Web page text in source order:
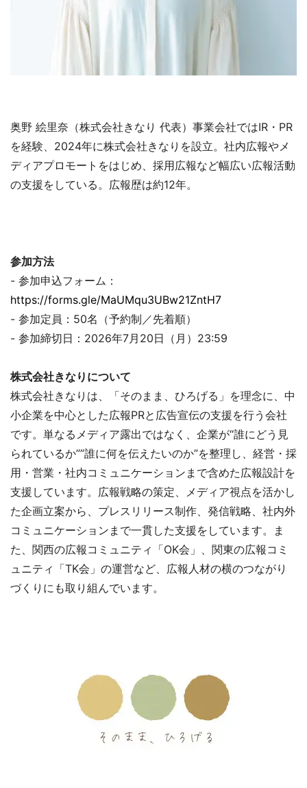
奥野 絵里奈（株式会社きなり 代表）事業会社ではIR・PR
を経験、2024年に株式会社きなりを設立。社内広報やメ
ディアプロモートをはじめ、採用広報など幅広い広報活動
の支援をしている。広報歴は約12年。
参加方法
- 参加申込フォーム：
https://forms.gle/MaUMqu3UBw21ZntH7
- 参加定員：50名（予約制／先着順）
- 参加締切日：2026年7月20日（月）23:59
株式会社きなりについて
株式会社きなりは、「そのまま、ひろげる」を理念に、中
小企業を中心とした広報PRと広告宣伝の支援を行う会社
です。単なるメディア露出ではなく、企業が“誰にどう見
られているか””誰に何を伝えたいのか”を整理し、経営・採
用・営業・社内コミュニケーションまで含めた広報設計を
支援しています。広報戦略の策定、メディア視点を活かし
た企画立案から、プレスリリース制作、発信戦略、社内外
コミュニケーションまで一貫した支援をしています。ま
た、関西の広報コミュニティ「OK会」、関東の広報コミ
ュニティ「TK会」の運営など、広報人材の横のつながり
づくりにも取り組んでいます。